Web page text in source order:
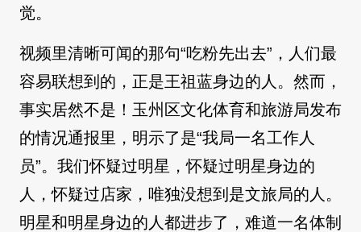
觉。
视频里清晰可闻的那句“吃粉先出去”，人们最
容易联想到的，正是王祖蓝身边的人。然而，
事实居然不是！玉州区文化体育和旅游局发布
的情况通报里，明示了是“我局一名工作人
员”。我们怀疑过明星，怀疑过明星身边的
人，怀疑过店家，唯独没想到是文旅局的人。
明星和明星身边的人都进步了，难道一名体制